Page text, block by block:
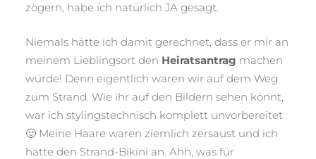
zögern, habe ich natürlich JA gesagt.
Niemals hätte ich damit gerechnet, dass er mir an
meinem Lieblingsort den Heiratsantrag machen
würde! Denn eigentlich waren wir auf dem Weg
zum Strand. Wie ihr auf den Bildern sehen könnt,
war ich stylingstechnisch komplett unvorbereitet
🙂 Meine Haare waren ziemlich zersaust und ich
hatte den Strand-Bikini an. Ahh, was für